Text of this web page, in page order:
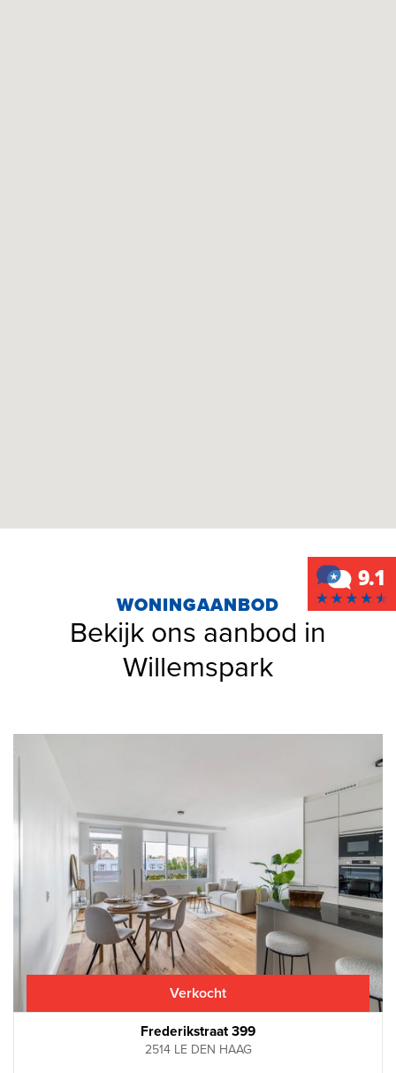
WONINGAANBOD
Bekijk ons aanbod in
Willemspark
Verkocht
Frederikstraat 399
2514 LE DEN HAAG